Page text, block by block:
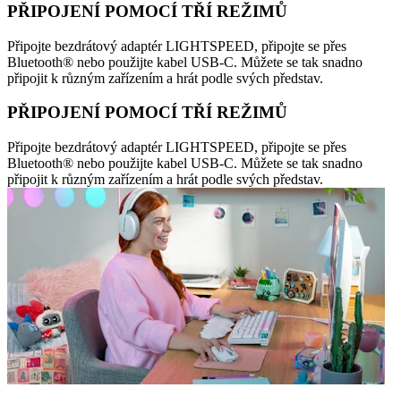
PŘIPOJENÍ POMOCÍ TŘÍ REŽIMŮ
Připojte bezdrátový adaptér LIGHTSPEED, připojte se přes
Bluetooth® nebo použijte kabel USB-C. Můžete se tak snadno
připojit k různým zařízením a hrát podle svých představ.
PŘIPOJENÍ POMOCÍ TŘÍ REŽIMŮ
Připojte bezdrátový adaptér LIGHTSPEED, připojte se přes
Bluetooth® nebo použijte kabel USB-C. Můžete se tak snadno
připojit k různým zařízením a hrát podle svých představ.